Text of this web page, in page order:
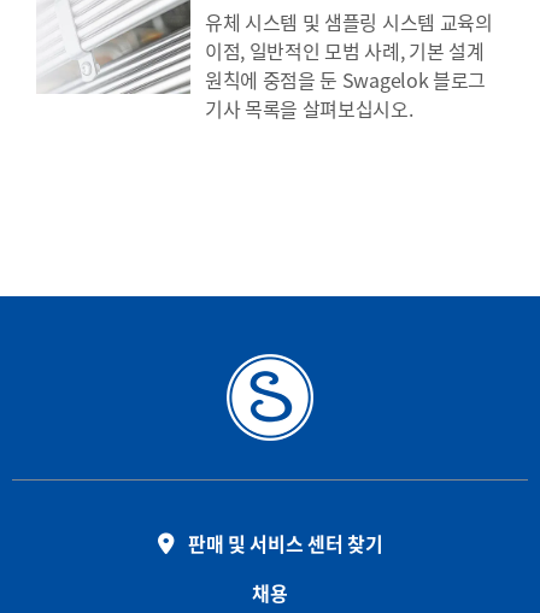
유체 시스템 및 샘플링 시스템 교육의
이점, 일반적인 모범 사례, 기본 설계
원칙에 중점을 둔 Swagelok 블로그
기사 목록을 살펴보십시오.
판매 및 서비스 센터 찾기
채용